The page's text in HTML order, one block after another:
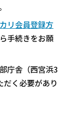
カリ会員登録方
手続きをお願
庁舎（西宮浜3
く必要があり